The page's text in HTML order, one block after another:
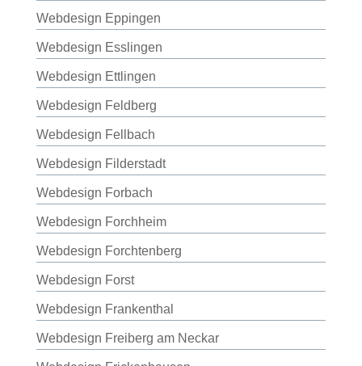
Webdesign Eppingen
Webdesign Esslingen
Webdesign Ettlingen
Webdesign Feldberg
Webdesign Fellbach
Webdesign Filderstadt
Webdesign Forbach
Webdesign Forchheim
Webdesign Forchtenberg
Webdesign Forst
Webdesign Frankenthal
Webdesign Freiberg am Neckar